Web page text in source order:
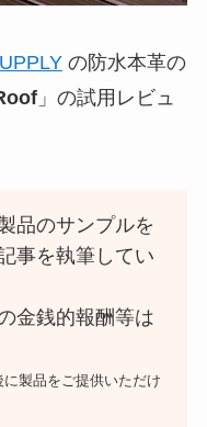
の防水本革の
」の試用レビュ
品のサンプルを
事を執筆してい
金銭的報酬等は
製品をご提供いただけ